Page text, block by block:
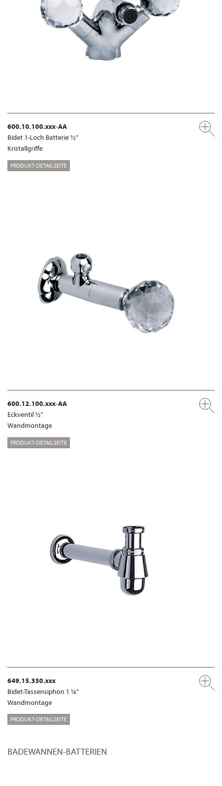
600.10.100.xxx-AA
Bidet 1-Loch Batterie ½“
Kristallgriffe
PRODUKT-DETAILSEITE
600.12.100.xxx-AA
Eckventil ½"
Wandmontage
PRODUKT-DETAILSEITE
649.15.330.xxx
Bidet-Tassensiphon 1 ¼“
Wandmontage
PRODUKT-DETAILSEITE
BADEWANNEN-BATTERIEN